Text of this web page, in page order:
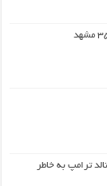
ترامپ به خاطر